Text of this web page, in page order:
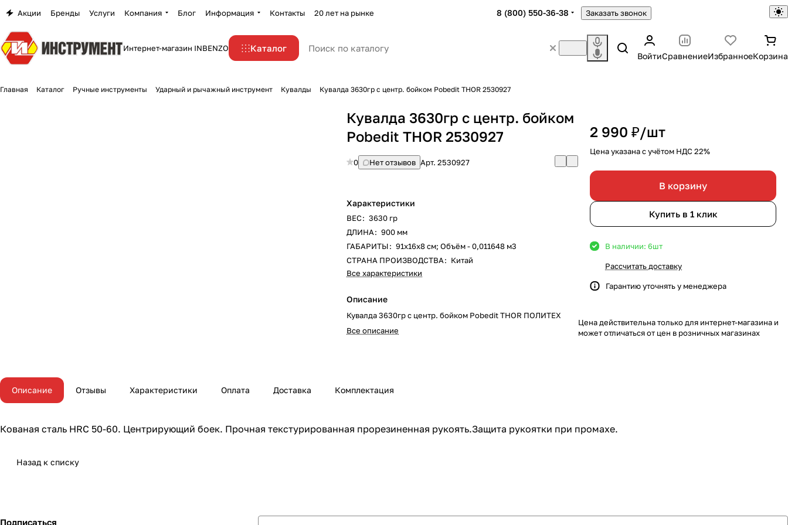
Акции Бренды Услуги Компания Блог Информация Контакты 20 лет на рынке 8 (800) 550-36-38 Заказать звонок
Интернет-магазин INBENZO Каталог
ВойтиСравнениеИзбранноеКорзина
Главная Каталог Ручные инструменты Ударный и рычажный инструмент Кувалды Кувалда 3630гр с центр. бойком Pobedit THOR 2530927
Кувалда 3630гр с центр. бойком
Pobedit THOR 2530927
0 Нет отзывов Арт.2530927
Характеристики
ВЕС: 3630 гр
ДЛИНА: 900 мм
ГАБАРИТЫ: 91х16х8 см; Объём - 0,011648 м3
СТРАНА ПРОИЗВОДСТВА: Китай
Все характеристики
Описание
Кувалда 3630гр с центр. бойком Pobedit THOR ПОЛИТЕХ
Все описание
2 990 ₽/шт
Цена указана с учётом НДС 22%
В корзину
Купить в 1 клик
В наличии: 6шт
Рассчитать доставку
Гарантию уточнять у менеджера
Цена действительна только для интернет-магазина и
может отличаться от цен в розничных магазинах
Описание Отзывы Характеристики Оплата Доставка Комплектация
Кованая сталь HRC 50-60. Центрирующий боек. Прочная текстурированная прорезиненная рукоять.Защита рукоятки при промахе.
Назад к списку
Подписаться